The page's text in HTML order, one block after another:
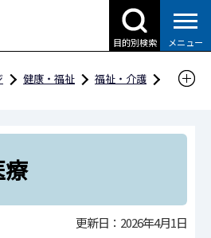
目的別検索 メニュー
健康・福祉
福祉・介護
おり
自立支援医療
更新日：2026年4月1日